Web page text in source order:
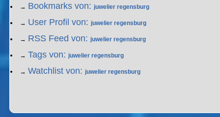
→ Bookmarks von: juwelier regensburg
→ User Profil von: juwelier regensburg
→ RSS Feed von: juwelier regensburg
→ Tags von: juwelier regensburg
→ Watchlist von: juwelier regensburg